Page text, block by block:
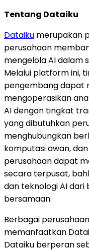
Tentang Dataiku
Dataiku merupakan
perusahaan
mengelola AI dalam
Melalui platform ini,
pengembang dapat
mengoperasikan
AI dengan tingkat
yang dibutuhkan
menghubungkan
komputasi awan,
perusahaan dapat
secara terpusat,
dan teknologi AI
bersamaan.
Berbagai
memanfaatkan
Dataiku berperan